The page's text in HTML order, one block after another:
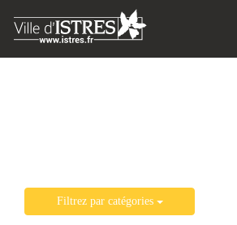
Filtrez par catégories